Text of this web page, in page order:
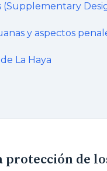
(Supplementary
y aspectos
La Haya
protección de